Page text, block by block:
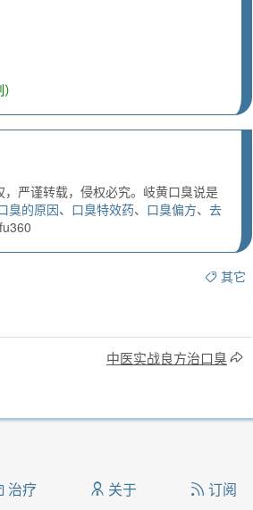
严谨转载，侵权必究。岐黄口臭说是
臭的原因、 口臭特效药、 口臭偏方、 去
其它
中医实战良方治口臭
治疗 关于 订阅